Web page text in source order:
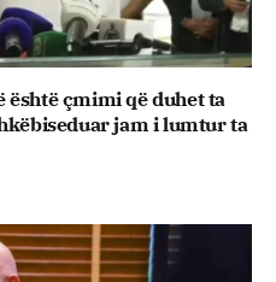
është çmimi që duhet ta
jam i lumtur ta